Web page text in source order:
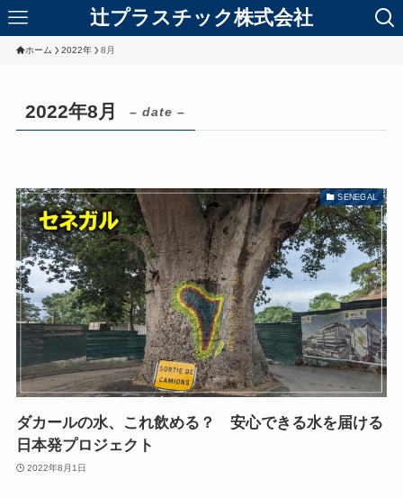
辻プラスチック株式会社
ホーム 2022年 8月
2022年8月 – date –
SENEGAL
ダカールの水、これ飲める？ 安心できる水を届ける
日本発プロジェクト
2022年8月1日